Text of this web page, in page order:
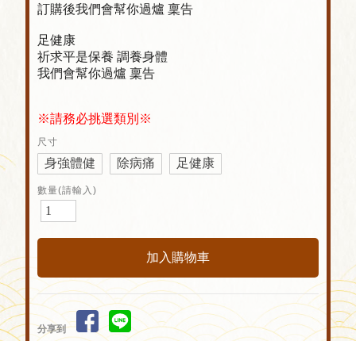
訂購後我們會幫你過爐 稟告
足健康
祈求平是保養 調養身體
我們會幫你過爐 稟告
※請務必挑選類別※
尺寸
身強體健 除病痛 足健康
數量(請輸入)
分享到